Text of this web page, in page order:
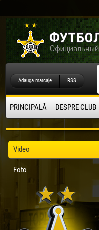
Adauga marcaje RSS
PRINCIPALĂ DESPRE CLUB
Video
Foto